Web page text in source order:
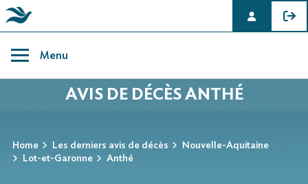
content
Menu
AVIS DE DÉCÈS ANTHÉ
Home Les derniers avis de décès
Nouvelle-Aquitaine
Lot-et-Garonne
Anthé